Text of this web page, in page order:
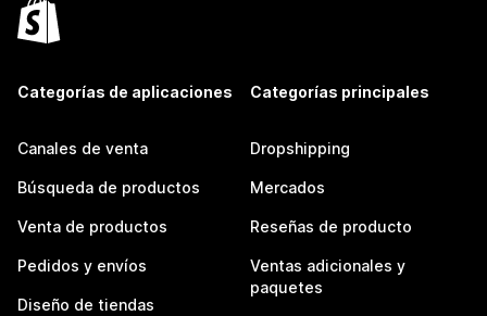
Categorías de aplicaciones
Canales de venta
Búsqueda de productos
Venta de productos
Pedidos y envíos
Diseño de tiendas
Categorías principales
Dropshipping
Mercados
Reseñas de producto
Ventas adicionales y
paquetes